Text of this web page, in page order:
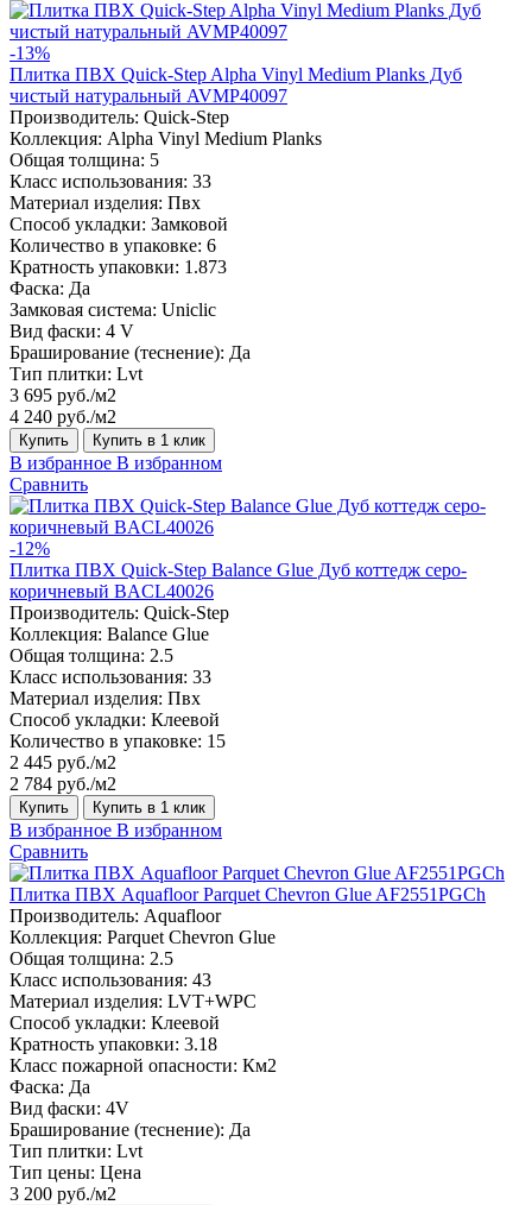
-13%
Плитка ПВХ Quick-Step Alpha Vinyl Medium Planks Дуб
чистый натуральный AVMP40097
Производитель: Quick-Step
Коллекция: Alpha Vinyl Medium Planks
Общая толщина: 5
Класс использования: 33
Материал изделия: Пвх
Способ укладки: Замковой
Количество в упаковке: 6
Кратность упаковки: 1.873
Фаска: Да
Замковая система: Uniclic
Вид фаски: 4 V
Браширование (теснение): Да
Тип плитки: Lvt
3 695 руб./м2
4 240 руб./м2
Купить Купить в 1 клик
В избранное В избранном
Сравнить
-12%
Плитка ПВХ Quick-Step Balance Glue Дуб коттедж серо-
коричневый BACL40026
Производитель: Quick-Step
Коллекция: Balance Glue
Общая толщина: 2.5
Класс использования: 33
Материал изделия: Пвх
Способ укладки: Клеевой
Количество в упаковке: 15
2 445 руб./м2
2 784 руб./м2
Купить Купить в 1 клик
В избранное В избранном
Сравнить
Плитка ПВХ Aquafloor Parquet Chevron Glue AF2551PGCh
Производитель: Aquafloor
Коллекция: Parquet Chevron Glue
Общая толщина: 2.5
Класс использования: 43
Материал изделия: LVT+WPC
Способ укладки: Клеевой
Кратность упаковки: 3.18
Класс пожарной опасности: Км2
Фаска: Да
Вид фаски: 4V
Браширование (теснение): Да
Тип плитки: Lvt
Тип цены: Цена
3 200 руб./м2